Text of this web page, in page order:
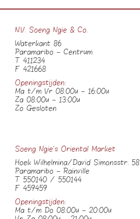
N.V. Soeng Ngie & Co.
Waterkant 86
Paramaribo – Centrum
T 411234
F 421668
Openingstijden:
Ma t/m Vr 08:00u – 16:00u
Za 08:00u – 13:00u
Zo Gesloten
Soeng Ngie’s Oriental Market
Hoek Wilhelmina/David Simonsstr. 58
Paramaribo – Rainville
T 550140 / 550144
F 459459
Openingstijden:
Ma t/m Do 08:00u – 20:00u